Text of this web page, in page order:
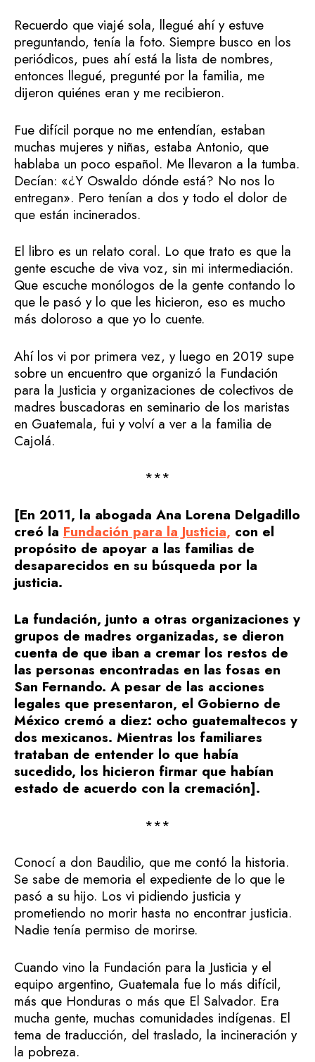
Recuerdo que viajé sola, llegué ahí y estuve
preguntando, tenía la foto. Siempre busco en los
periódicos, pues ahí está la lista de nombres,
entonces llegué, pregunté por la familia, me
dijeron quiénes eran y me recibieron.
Fue difícil porque no me entendían, estaban
muchas mujeres y niñas, estaba Antonio, que
hablaba un poco español. Me llevaron a la tumba.
Decían: «¿Y Oswaldo dónde está? No nos lo
entregan». Pero tenían a dos y todo el dolor de
que están incinerados.
El libro es un relato coral. Lo que trato es que la
gente escuche de viva voz, sin mi intermediación.
Que escuche monólogos de la gente contando lo
que le pasó y lo que les hicieron, eso es mucho
más doloroso a que yo lo cuente.
Ahí los vi por primera vez, y luego en 2019 supe
sobre un encuentro que organizó la Fundación
para la Justicia y organizaciones de colectivos de
madres buscadoras en seminario de los maristas
en Guatemala, fui y volví a ver a la familia de
Cajolá.
***
[En 2011, la abogada Ana Lorena Delgadillo
creó la Fundación para la Justicia, con el
propósito de apoyar a las familias de
desaparecidos en su búsqueda por la
justicia.
La fundación, junto a otras organizaciones y
grupos de madres organizadas, se dieron
cuenta de que iban a cremar los restos de
las personas encontradas en las fosas en
San Fernando. A pesar de las acciones
legales que presentaron, el Gobierno de
México cremó a diez: ocho guatemaltecos y
dos mexicanos. Mientras los familiares
trataban de entender lo que había
sucedido, los hicieron firmar que habían
estado de acuerdo con la cremación].
***
Conocí a don Baudilio, que me contó la historia.
Se sabe de memoria el expediente de lo que le
pasó a su hijo. Los vi pidiendo justicia y
prometiendo no morir hasta no encontrar justicia.
Nadie tenía permiso de morirse.
Cuando vino la Fundación para la Justicia y el
equipo argentino, Guatemala fue lo más difícil,
más que Honduras o más que El Salvador. Era
mucha gente, muchas comunidades indígenas. El
tema de traducción, del traslado, la incineración y
la pobreza.